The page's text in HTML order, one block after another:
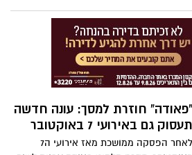
את ילדות וילדי העיר לפעילות מיוחדת,
חווייתית ומהנה במיוחד – המשלבת שעת
סיפור ויצירה צבעונית בהנחיית פוריה אמיר.
“פאודה” חוזרת למסך: עונה חדשה
תעסוק גם באירועי 7 באוקטובר
לאחר הפסקה ממושכת מאז אירועי ה7